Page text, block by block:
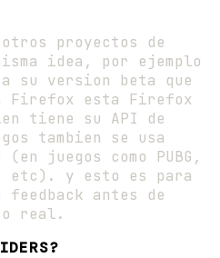
proyectos de
idea, por ejemplo
su version beta que
Firefox esta Firefox
tiene su API de
tambien se usa
juegos como PUBG,
etc). y esto es para
antes de
real.